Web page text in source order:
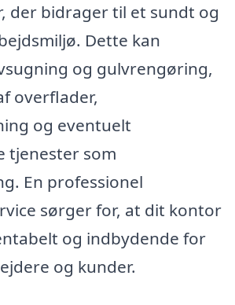
der bidrager til et sundt og
Dette kan
og gulvrengøring,
overflader,
og eventuelt
tjenester som
En professionel
sørger for, at dit kontor
og indbydende for
og kunder.